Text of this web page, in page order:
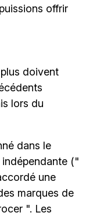
offrir
doivent
lors du
dans le
("
une
marques de
". Les